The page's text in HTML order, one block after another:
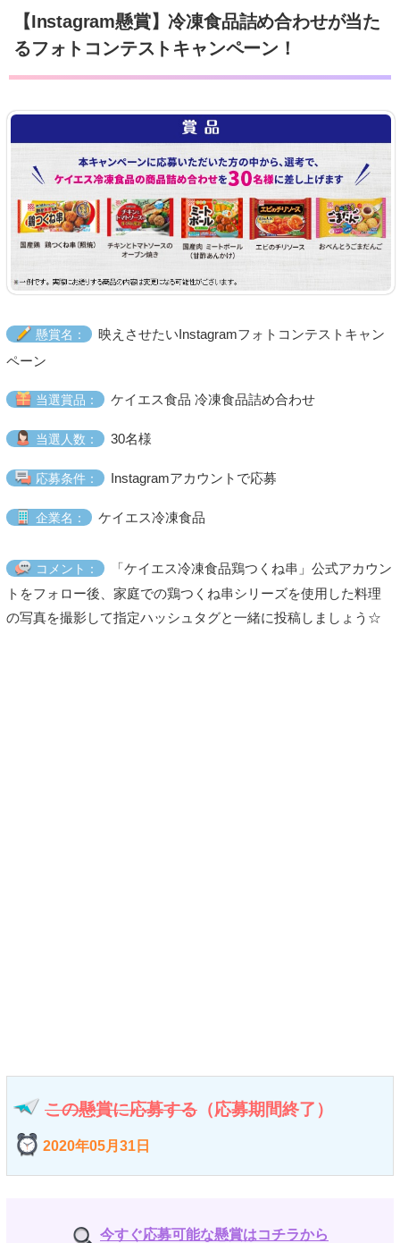
【Instagram懸賞】冷凍食品詰め合わせが当た
るフォトコンテストキャンペーン！
懸賞名：
映えさせたいInstagramフォトコンテストキャン
ペーン
当選賞品： ケイエス食品 冷凍食品詰め合わせ
当選人数： 30名様
応募条件： Instagramアカウントで応募
企業名： ケイエス冷凍食品
コメント：
「ケイエス冷凍食品鶏つくね串」公式アカウン
トをフォロー後、家庭での鶏つくね串シリーズを使用した料理
の写真を撮影して指定ハッシュタグと一緒に投稿しましょう☆
この懸賞に応募する （応募期間終了）
2020年05月31日
今すぐ応募可能な懸賞はコチラから